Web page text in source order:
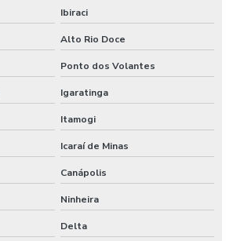
Ibiraci
Alto Rio Doce
Ponto dos Volantes
Igaratinga
Itamogi
Icaraí de Minas
Canápolis
Ninheira
Delta